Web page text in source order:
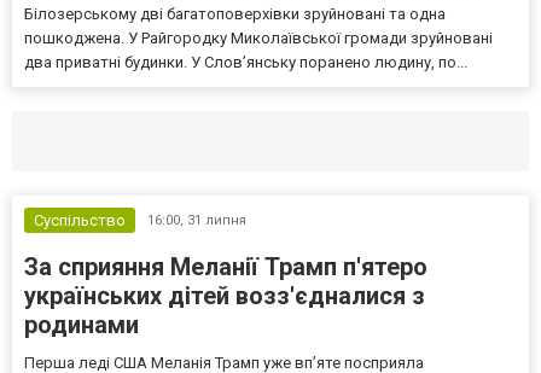
Білозерському дві багатоповерхівки зруйновані та одна
пошкоджена. У Райгородку Миколаївської громади зруйновані
два приватні будинки. У Слов’янську поранено людину, по...
Суспільство 16:00, 31 липня
За сприяння Меланії Трамп п'ятеро
українських дітей возз'єдналися з
родинами
Перша леді США Меланія Трамп уже впʼяте посприяла